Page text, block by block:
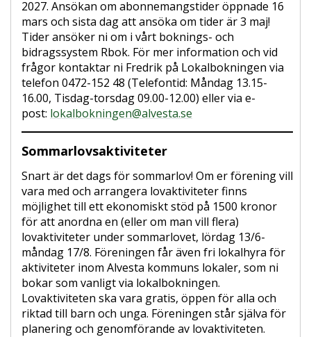
2027. Ansökan om abonnemangstider öppnade 16
mars och sista dag att ansöka om tider är 3 maj!
Tider ansöker ni om i vårt boknings- och
bidragssystem Rbok. För mer information och vid
frågor kontaktar ni Fredrik på Lokalbokningen via
telefon 0472-152 48 (Telefontid: Måndag 13.15-
16.00, Tisdag-torsdag 09.00-12.00) eller via e-
post: lokalbokningen@alvesta.se
Sommarlovsaktiviteter
Snart är det dags för sommarlov! Om er förening vill
vara med och arrangera lovaktiviteter finns
möjlighet till ett ekonomiskt stöd på 1500 kronor
för att anordna en (eller om man vill flera)
lovaktiviteter under sommarlovet, lördag 13/6-
måndag 17/8. Föreningen får även fri lokalhyra för
aktiviteter inom Alvesta kommuns lokaler, som ni
bokar som vanligt via lokalbokningen.
Lovaktiviteten ska vara gratis, öppen för alla och
riktad till barn och unga. Föreningen står själva för
planering och genomförande av lovaktiviteten.